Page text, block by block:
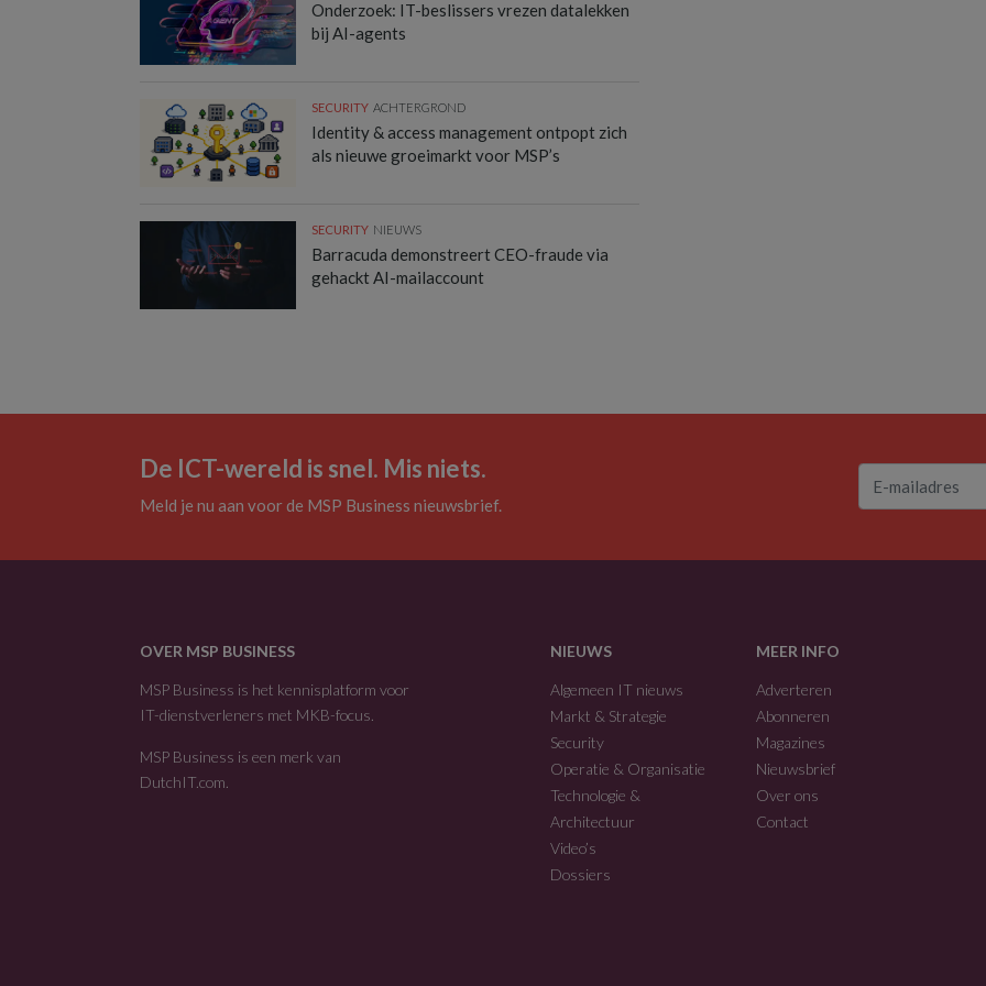
Onderzoek: IT-beslissers vrezen datalekken
bij AI-agents
SECURITY ACHTERGROND
Identity & access management ontpopt zich
als nieuwe groeimarkt voor MSP’s
SECURITY NIEUWS
Barracuda demonstreert CEO-fraude via
gehackt AI-mailaccount
De ICT-wereld is snel. Mis niets.
Meld je nu aan voor de MSP Business nieuwsbrief.
OVER MSP BUSINESS
MSP Business is het kennisplatform voor
IT-dienstverleners met MKB-focus.
MSP Business is een merk van
DutchIT.com
NIEUWS
Algemeen IT nieuws
Markt & Strategie
Security
Operatie & Organisatie
Technologie &
Architectuur
Video’s
Dossiers
MEER INFO
Adverteren
Abonneren
Magazines
Nieuwsbrief
Over ons
Contact